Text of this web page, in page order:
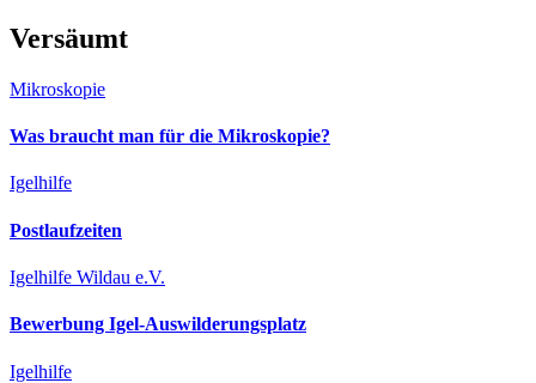
Versäumt
Mikroskopie
Was braucht man für die Mikroskopie?
Igelhilfe
Postlaufzeiten
Igelhilfe Wildau e.V.
Bewerbung Igel-Auswilderungsplatz
Igelhilfe